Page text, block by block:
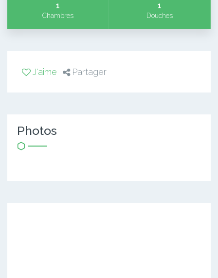
1
Chambres
1
Douches
J'aime Partager
Photos